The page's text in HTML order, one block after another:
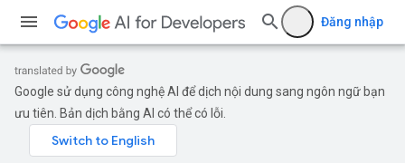
Đăng nhập
Google sử dụng công nghệ AI để dịch nội dung sang ngôn ngữ bạn
ưu tiên. Bản dịch bằng AI có thể có lỗi.